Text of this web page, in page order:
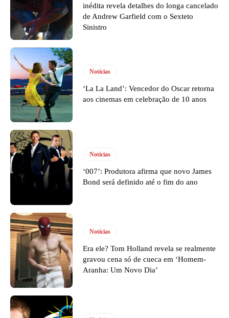
inédita revela detalhes do longa cancelado
de Andrew Garfield com o Sexteto
Sinistro
Notícias
‘La La Land’: Vencedor do Oscar retorna
aos cinemas em celebração de 10 anos
Notícias
‘007’: Produtora afirma que novo James
Bond será definido até o fim do ano
Notícias
Era ele? Tom Holland revela se realmente
gravou cena só de cueca em ‘Homem-
Aranha: Um Novo Dia’